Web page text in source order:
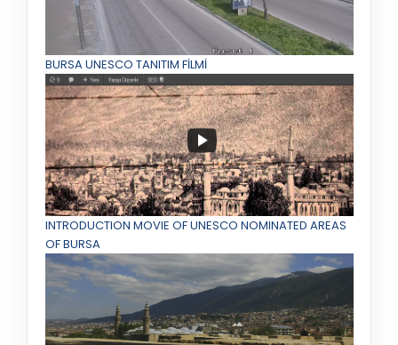
BURSA UNESCO TANITIM FİLMİ
INTRODUCTION MOVIE OF UNESCO NOMINATED AREAS
OF BURSA